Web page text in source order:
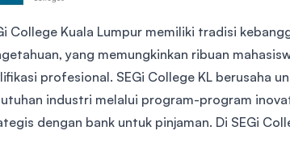
College Kuala Lumpur memiliki tradisi
yang memungkinkan ribuan
profesional. SEGi College KL berusaha
industri melalui program-program
dengan bank untuk pinjaman. Di SEGi